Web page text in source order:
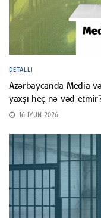
DETALLI
Azərbaycanda Media
yaxşı heç nə vəd
16 İYUN 2026